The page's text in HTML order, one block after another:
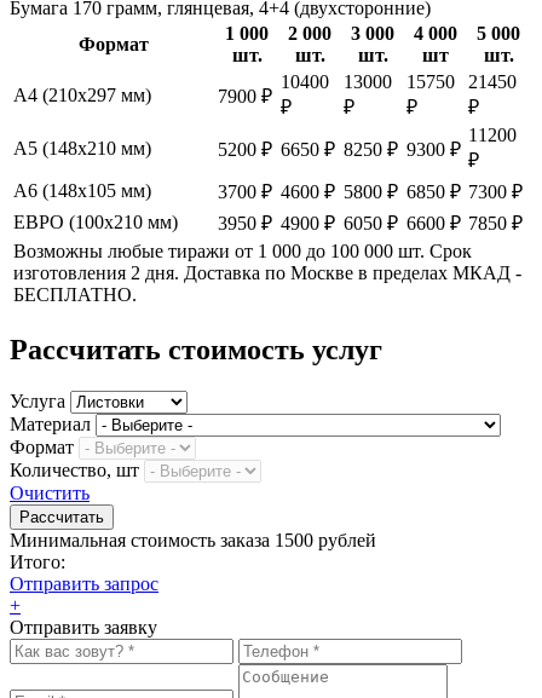
Бумага 170 грамм, глянцевая, 4+4 (двухсторонние)
Формат
1 000
шт.
2 000
шт.
3 000
шт.
4 000
шт
5 000
шт.
А4 (210х297 мм)
7900 ₽
10400
₽
13000
₽
15750
₽
21450
₽
А5 (148х210 мм)
5200 ₽ 6650 ₽ 8250 ₽ 9300 ₽
11200
₽
А6 (148х105 мм)
3700 ₽ 4600 ₽ 5800 ₽ 6850 ₽ 7300 ₽
ЕВРО (100х210 мм)
3950 ₽ 4900 ₽ 6050 ₽ 6600 ₽ 7850 ₽
Возможны любые тиражи от 1 000 до 100 000 шт. Срок
изготовления 2 дня. Доставка по Москве в пределах МКАД -
БЕСПЛАТНО.
Рассчитать стоимость услуг
Услуга
Материал
Формат
Количество, шт
Очистить
Минимальная стоимость заказа 1500 рублей
Итого:
Отправить запрос
+
Отправить заявку